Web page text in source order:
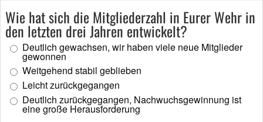
Wie hat sich die Mitgliederzahl in Eurer Wehr in
den letzten drei Jahren entwickelt?
Deutlich gewachsen, wir haben viele neue Mitglieder
gewonnen
Weitgehend stabil geblieben
Leicht zurückgegangen
Deutlich zurückgegangen, Nachwuchsgewinnung ist
eine große Herausforderung